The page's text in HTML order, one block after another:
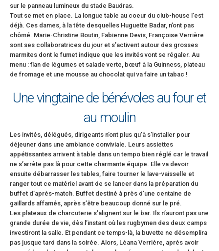
sur le panneau lumineux du stade Baudras.
Tout se met en place. La longue table au coeur du club-house l’est
déjà. Ces dames, à la tête desquelles Huguette Badar, n’ont pas
chômé. Marie-Christine Boutin, Fabienne Devis, Françoise Verrière
sont ses collaboratrices du jour et s’activent autour des grosses
marmites dont le fumet indique que les invités vont se régaler. Au
menu : flan de légumes et salade verte, bœuf à la Guinness, plateau
de fromage et une mousse au chocolat qui va faire un tabac !
Une vingtaine de bénévoles au four et
au moulin
Les invités, délégués, dirigeants n’ont plus qu’à s’installer pour
déjeuner dans une ambiance conviviale. Leurs assiettes
appétissantes arrivent à table dans un tempo bien réglé car le travail
ne s’arrête pas là pour cette charmante équipe. Elle va devoir
ensuite débarrasser les tables, faire tourner le lave-vaisselle et
ranger tout ce matériel avant de se lancer dans la préparation du
buffet d’après-match. Buffet destiné à près d’une centaine de
gaillards affamés, après s’être beaucoup donné sur le pré.
Les plateaux de charcuterie s’alignent sur le bar. Ils n’auront pas une
grande durée de vie, dès l’instant où les rugbymen des deux camps
investiront la salle. Et pendant ce temps-là, la buvette ne désemplira
pas jusque tard dans la soirée. Alors, Léana Verrière, après avoir